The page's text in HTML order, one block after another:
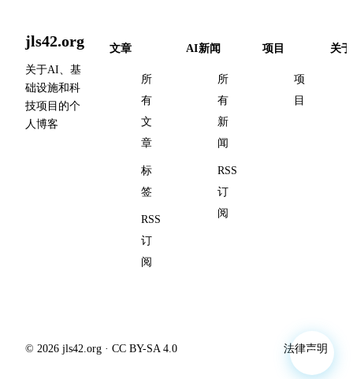
jls42.org
关于AI、基
础设施和科
技项目的个
人博客
文章
所
有
文
章
标
签
RSS
订
阅
AI新闻
所
有
新
闻
RSS
订
阅
项目
项
目
关于
© 2026 jls42.org · CC BY-SA 4.0 法律声明